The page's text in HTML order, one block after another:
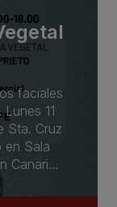
faciales
11
Sta. Cruz
en Sala
Canaria